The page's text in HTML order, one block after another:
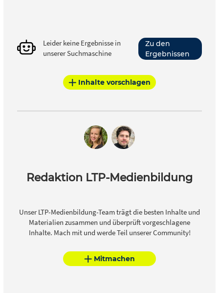
Leider keine Ergebnisse in
unserer Suchmaschine
Zu den
Ergebnissen
Inhalte vorschlagen
Redaktion LTP-Medienbildung
Unser LTP-Medienbildung-Team trägt die besten Inhalte und
Materialien zusammen und überprüft vorgeschlagene
Inhalte. Mach mit und werde Teil unserer Community!
Mitmachen